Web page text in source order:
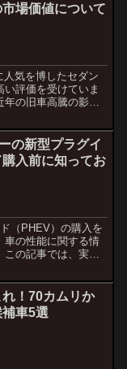
場価値について
気を博したセダン
評価を受けていま
年の旧車高騰の影響
の新型プラグイ
入前に知ってお
（PHEV）の購入を
車の性能に関する情
この記事では、実際
！70カムリか
車5選